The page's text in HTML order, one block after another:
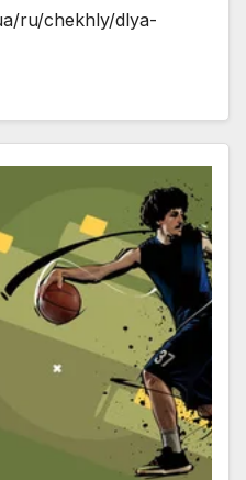
ru/chekhly/dlya-